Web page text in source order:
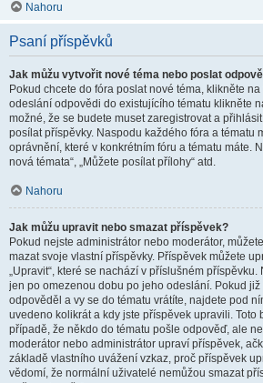
Nahoru
Psaní příspěvků
Jak můžu vytvořit nové téma nebo poslat
Pokud chcete do fóra poslat nové téma, klikněte na
odeslání odpovědi do existujícího tématu klikněte
možné, že se budete muset zaregistrovat a
posílat příspěvky. Naspodu každého fóra a tématu
oprávnění, které v konkrétním fóru a tématu máte.
nová témata“, „Můžete posílat přílohy“ atd.
Nahoru
Jak můžu upravit nebo smazat příspěvek?
Pokud nejste administrátor nebo moderátor,
mazat svoje vlastní příspěvky. Příspěvek můžete
„Upravit“, které se nachází v příslušném
jen po omezenou dobu po jeho odeslání. Pokud
odpověděl a vy se do tématu vrátíte, najdete pod
uvedeno kolikrát a kdy jste příspěvek upravili. Toto
případě, že někdo do tématu pošle odpověď, ale
moderátor nebo administrátor upraví příspěvek,
základě vlastního uvážení vzkaz, proč příspěvek
vědomí, že normální uživatelé nemůžou smazat